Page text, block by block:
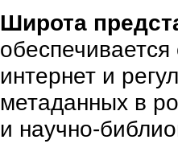
Широта
интернет и
метаданных в
и научно-